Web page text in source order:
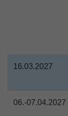
16.03.2027
06.-07.04.2027